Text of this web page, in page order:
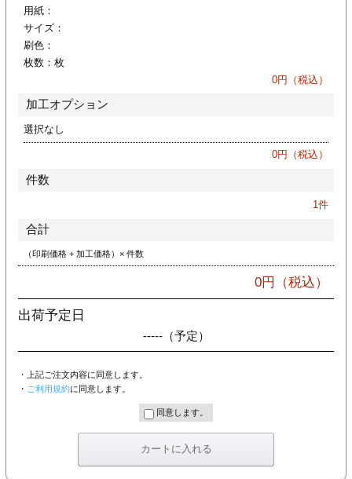
リーブ
用紙：
サイズ：
刷色：
枚数： 枚
0円（税込）
加工オプション
選択なし
0円（税込）
件数
1件
合計
（印刷価格 + 加工価格）× 件数
0円（税込）
出荷予定日
-----（予定）
・上記ご注文内容に同意します。
・ ご利用規約に同意します。
同意します。